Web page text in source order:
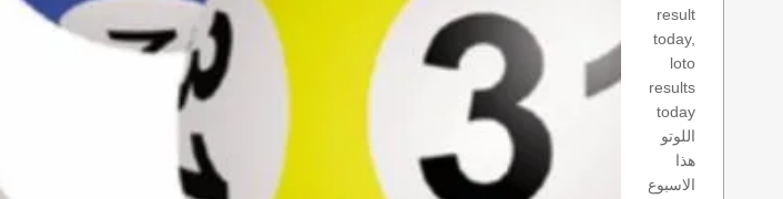
result
today,
loto
results
today
اللوتو
هذا
الاسبوع